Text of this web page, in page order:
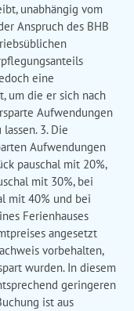
unabhängig vom
Anspruch des BHB
eine
um die er sich nach
Aufwendungen
3. Die
Aufwendungen
pauschal mit 20%,
mit 30%, bei
mit 40% und bei
Ferienhauses
angesetzt
vorbehalten,
wurden. In diesem
geringeren
ist aus